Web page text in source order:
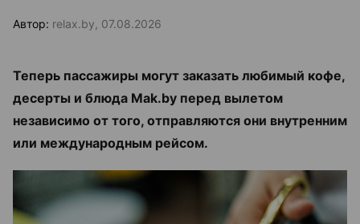
Автор: relax.by, 07.08.2026
Теперь пассажиры могут заказать любимый кофе,
десерты и блюда Mak.by перед вылетом
независимо от того, отправляются они внутренним
или международным рейсом.